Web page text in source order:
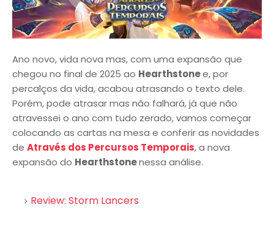
Ano novo, vida nova mas, com uma expansão que
chegou no final de 2025 ao Hearthstonee, por
percalços da vida, acabou atrasando o texto dele.
Porém, pode atrasar mas não falhará, já que não
atravessei o ano com tudo zerado, vamos começar
colocando as cartas na mesa e conferir as novidades
de Através dos Percursos Temporais, a nova
expansão do Hearthstonenessa análise.
Review: Storm Lancers